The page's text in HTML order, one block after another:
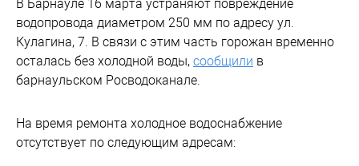
В Барнауле 16 марта устраняют повреждение
водопровода диаметром 250 мм по адресу ул.
Кулагина, 7. В связи с этим часть горожан временно
осталась без холодной воды, сообщили в
барнаульском Росводоканале.
На время ремонта холодное водоснабжение
отсутствует по следующим адресам: